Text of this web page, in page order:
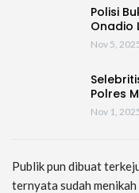
Polisi
Onadio
Nov 5,
Polres
Nov 1,
Publik pun dibuat
ternyata sudah menikah